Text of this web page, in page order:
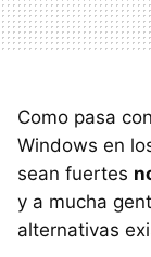
Como pasa
Windows en
sean fuertes
y a mucha
alternativas